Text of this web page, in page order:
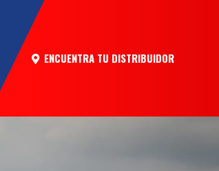
ENCUENTRA TU DISTRIBUIDOR